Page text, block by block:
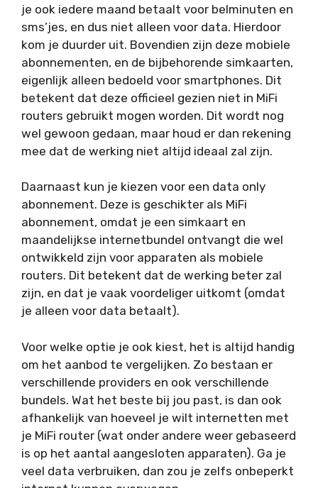
je ook iedere maand betaalt voor belminuten en
sms’jes, en dus niet alleen voor data. Hierdoor
kom je duurder uit. Bovendien zijn deze mobiele
abonnementen, en de bijbehorende simkaarten,
eigenlijk alleen bedoeld voor smartphones. Dit
betekent dat deze officieel gezien niet in MiFi
routers gebruikt mogen worden. Dit wordt nog
wel gewoon gedaan, maar houd er dan rekening
mee dat de werking niet altijd ideaal zal zijn.
Daarnaast kun je kiezen voor een data only
abonnement. Deze is geschikter als MiFi
abonnement, omdat je een simkaart en
maandelijkse internetbundel ontvangt die wel
ontwikkeld zijn voor apparaten als mobiele
routers. Dit betekent dat de werking beter zal
zijn, en dat je vaak voordeliger uitkomt (omdat
je alleen voor data betaalt).
Voor welke optie je ook kiest, het is altijd handig
om het aanbod te vergelijken. Zo bestaan er
verschillende providers en ook verschillende
bundels. Wat het beste bij jou past, is dan ook
afhankelijk van hoeveel je wilt internetten met
je MiFi router (wat onder andere weer gebaseerd
is op het aantal aangesloten apparaten). Ga je
veel data verbruiken, dan zou je zelfs onbeperkt